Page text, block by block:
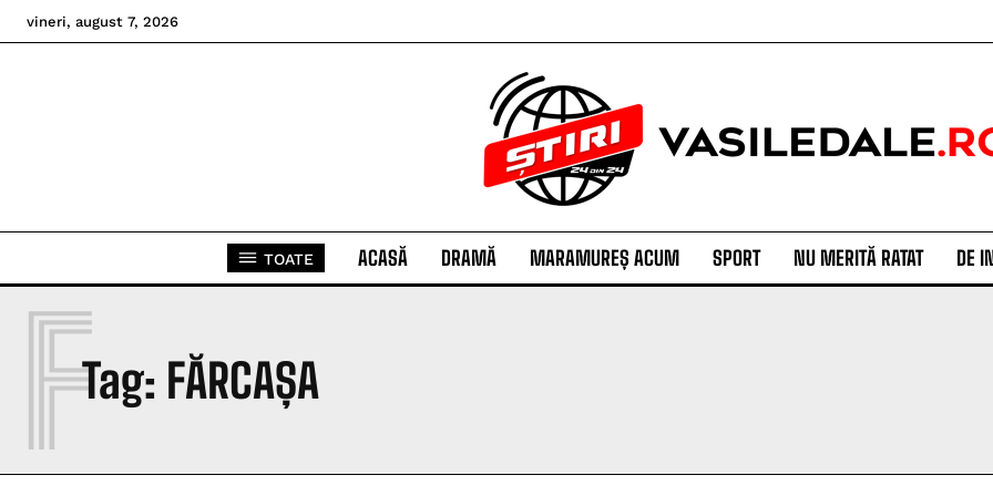
vineri, august 7, 2026
TOATE ACASĂ DRAMĂ MARAMUREȘ ACUM SPORT NU MERITĂ RATAT DE
Tag: FĂRCAȘA
F